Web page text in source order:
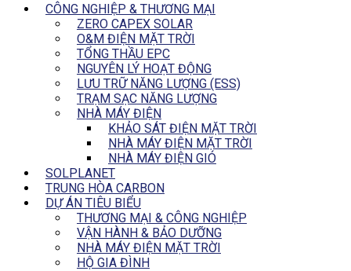
CÔNG NGHIỆP & THƯƠNG MẠI
ZERO CAPEX SOLAR
O&M ĐIỆN MẶT TRỜI
TỔNG THẦU EPC
NGUYÊN LÝ HOẠT ĐỘNG
LƯU TRỮ NĂNG LƯỢNG (ESS)
TRẠM SẠC NĂNG LƯỢNG
NHÀ MÁY ĐIỆN
KHẢO SÁT ĐIỆN MẶT TRỜI
NHÀ MÁY ĐIỆN MẶT TRỜI
NHÀ MÁY ĐIỆN GIÓ
SOLPLANET
TRUNG HÒA CARBON
DỰ ÁN TIÊU BIỂU
THƯƠNG MẠI & CÔNG NGHIỆP
VẬN HÀNH & BẢO DƯỠNG
NHÀ MÁY ĐIỆN MẶT TRỜI
HỘ GIA ĐÌNH